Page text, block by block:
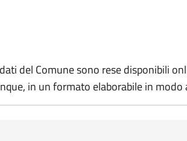
del Comune sono rese disponibili
in un formato elaborabile in